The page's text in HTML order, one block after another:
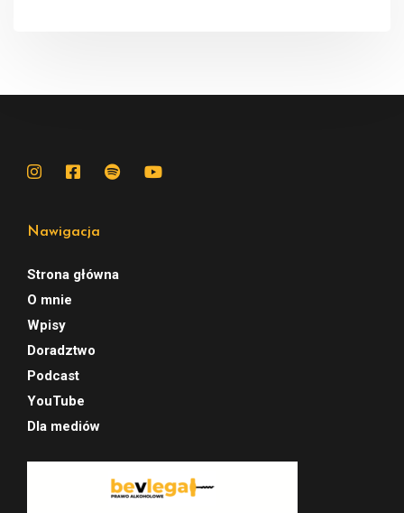
Nawigacja
Strona główna
O mnie
Wpisy
Doradztwo
Podcast
YouTube
Dla mediów